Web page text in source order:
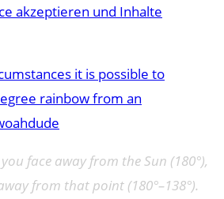
akzeptieren und Inhalte
it is possible to
rainbow from an
face away from the Sun (180°),
from that point (180°–138°).